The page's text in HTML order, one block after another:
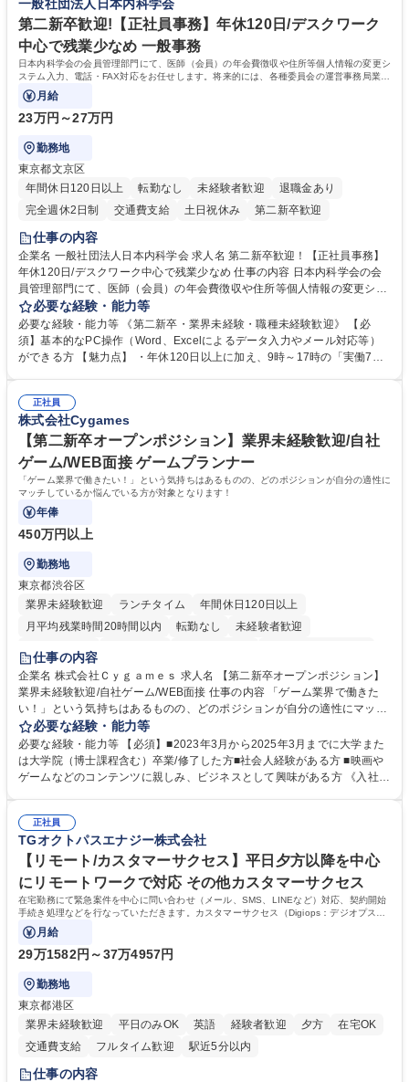
イフスタイルに応じた柔軟な働き方が可能です。育児や介護との両立も応
援します。 学歴・資格 学歴：大学院 大学 語学力： 資格：
一般社団法人日本内科学会
第二新卒歓迎!【正社員事務】年休120日/デスクワーク
中心で残業少なめ 一般事務
日本内科学会の会員管理部門にて、医師（会員）の年会費徴収や住所等個人情報の変更シ
ステム入力、電話・FAX対応をお任せします。将来的には、各種委員会の運営事務局業務
などにも幅広く携わっていただきます。
月給
23万円～27万円
勤務地
東京都文京区
年間休日120日以上
転勤なし 未経験者歓迎
退職金あり
完全週休2日制
交通費支給 土日祝休み 第二新卒歓迎
仕事の内容
企業名 一般社団法人日本内科学会 求人名 第二新卒歓迎！【正社員事務】
年休120日/デスクワーク中心で残業少なめ 仕事の内容 日本内科学会の会
員管理部門にて、医師（会員）の年会費徴収や住所等個人情報の変更シス
テム入力、電話・FAX対応をお任せします。将来的には、各種委員会の運
営事務局業務などにも幅広く携わっていただきます。 【会員管理・データ
入力業務】 ・医師（会員）の住所変更、個人情報のシステム登録・更新
・年会費の徴収管理や入金データの照合確認 【問い合わせ対応】 ・会員
年休120日/デスクワーク中心で残業少なめ
必要な経験・能力等
必要な経験・能力等 《第二新卒・業界未経験・職種未経験歓迎》 【必
須】基本的なPC操作（Word、Excelによるデータ入力やメール対応等）
ができる方 【魅力点】 ・年休120日以上に加え、9時～17時の「実働7時
整、資料作成、当日の運営サポート 学歴・資格 学歴：大学院 大学 語学
力： 資格：
正社員
株式会社Cygames
【第二新卒オープンポジション】業界未経験歓迎/自社
ゲーム/WEB面接 ゲームプランナー
「ゲーム業界で働きたい！」という気持ちはあるものの、どのポジションが自分の適性に
マッチしているか悩んでいる方が対象となります！
年俸
450万円以上
勤務地
東京都渋谷区
業界未経験歓迎
ランチタイム
年間休日120日以上
月平均残業時間20時間以内
転勤なし
未経験者歓迎
住宅手当あり
交通費支給
土日祝休み 服装自由 昼食補助あり
第二新卒歓迎
食事補助あり
仕事の内容
企業名 株式会社Ｃｙｇａｍｅｓ 求人名 【第二新卒オープンポジション】
業界未経験歓迎/自社ゲーム/WEB面接 仕事の内容 「ゲーム業界で働きた
い！」という気持ちはあるものの、どのポジションが自分の適性にマッチ
しているか悩んでいる方が対象となります！ 総合職（プランナー/データ
アナリストなど）、技術職（開発エンジニ ア/インフラエンジニアな
ど）、デザイン職（デザイナー/イラストレ ーターなど）等から、面接で
ご希望と適正にマッチしたポジションをご案内いたします。ゲームやエン
のご応募をお待ちしております。 募集職種 【第二新卒オープンポジショ
ン】業界未経験歓迎/自社ゲーム/WEB面接
必要な経験・能力等
必要な経験・能力等 【必須】■2023年3月から2025年3月までに大学また
は大学院（博士課程含む）卒業/修了した方■社会人経験がある方 ■映画や
ゲームなどのコンテンツに親しみ、ビジネスとして興味がある方 《入社実
正社員
TGオクトパスエナジー株式会社
【リモート/カスタマーサクセス】平日夕方以降を中心
にリモートワークで対応 その他カスタマーサクセス
在宅勤務にて緊急案件を中心に問い合わせ（メール、SMS、LINEなど）対応、契約開始
手続き処理などを行なっていただきます。カスタマーサクセス（Digiops：デジオプス）
と運用構築の業務となります。
月給
29万1582円～37万4957円
勤務地
東京都港区
業界未経験歓迎
平日のみOK 英語 経験者歓迎 夕方
在宅OK
交通費支給
フルタイム歓迎 駅近5分以内
仕事の内容